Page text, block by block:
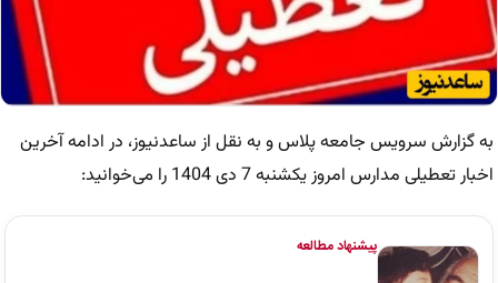
به گزارش سرویس جامعه پلاس و به نقل از ساعدنیوز، در ادامه آخرین
اخبار تعطیلی مدارس امروز یکشنبه 7 دی 1404 را می‌خوانید:
پیشنهاد مطالعه